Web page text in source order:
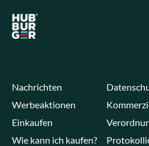
Nachrichten
Werbeaktionen
Einkaufen
Wie kann ich kaufen?